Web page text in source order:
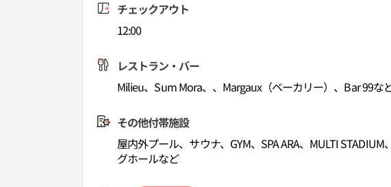
チェックアウト
12:00
レストラン・バー
Milieu、Sum Mora、、Margaux（ベーカリー）、Bar 99な
その他付帯施設
屋内外プール、サウナ、GYM、SPA ARA、MULTI
グホールなど